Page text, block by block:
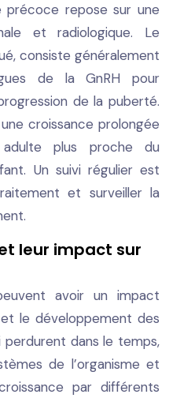
repose sur une
et radiologique. Le
consiste généralement
de la GnRH pour
de la puberté.
croissance prolongée
plus proche du
Un suivi régulier est
et surveiller la
leur impact sur
avoir un impact
le développement des
perdurent dans le temps,
de l’organisme et
par différents